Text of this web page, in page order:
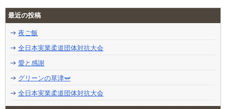
最近の投稿
夜ご飯
全日本実業柔道団体対抗大会
愛と感謝
グリーンの草津🫛
全日本実業柔道団体対抗大会